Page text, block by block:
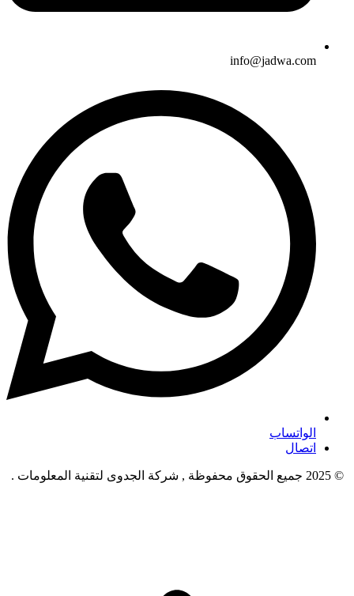
info@jadwa.com
الواتساب
اتصال
© 2025 جميع الحقوق محفوظة , شركة الجدوى لتقنية المعلومات .